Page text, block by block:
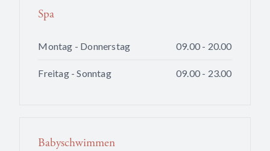
Spa
Montag - Donnerstag 09.00 - 20.00
Freitag - Sonntag 09.00 - 23.00
Babyschwimmen